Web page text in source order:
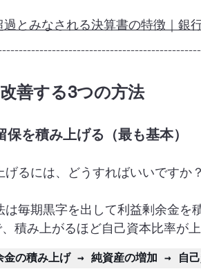
とみなされる決算書の特徴｜銀
善する3つの方法
を積み上げる（最も基本）
げるには、どうすればいいですか？
は毎期黒字を出して利益剰余金を
積み上がるほど自己資本比率が上
の積み上げ → 純資産の増加 → 自己